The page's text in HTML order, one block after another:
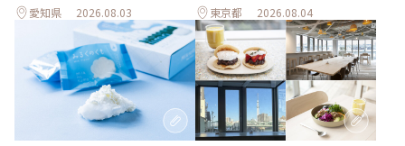
愛知県 2026.08.03 東京都 2026.08.04